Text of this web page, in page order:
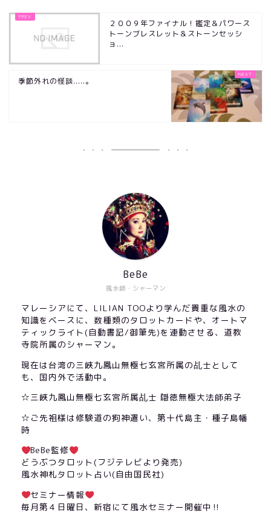
２００９年ファイナル！鑑定＆パワース
トーンブレスレット＆ストーンセッシ
ョ...
季節外れの怪談.....。
風水師・シャーマン
BeBe
マレーシアにて、LILIAN TOOより学んだ貴重な風水の
知識をベースに、数種類のタロットカードや、オートマ
ティックライト(自動書記/御筆先)を連動させる、道教
寺院所属のシャーマン。
現在は台湾の三峽九鳳山無極七玄宮所属の乩士として
も、国内外で活動中。
☆三峽九鳳山無極七玄宮所属乩士 隠徳無極大法師弟子
☆ご先祖様は修験道の狗神遣い、第十代島主・種子島幡
時
BeBe監修
どうぶつタロット(フジテレビより発売)
風水神札タロット占い(自由国民社)
セミナー情報
毎月第４日曜日、新宿にて風水セミナー開催中‼︎